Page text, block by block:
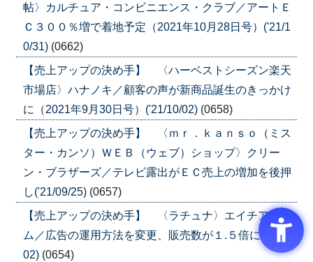
帖〉カルチュア・コンビニエンス・クラブ／アートＥ
Ｃ３００％増で着地予定（2021年10月28日号）('21/1
0/31) (0662)
【売上アップの決め手】 〈ハーベストシーズン楽天
市場店〉ハナノキ／顧客の声が新商品誕生のきっかけ
に（2021年9月30日号）('21/10/02) (0658)
【売上アップの決め手】 〈ｍｒ．ｋａｎｓｏ（ミス
ター・カンソ）ＷＥＢ（ウェブ）ショップ〉クリー
ン・ブラザーズ／テレビ露出がＥＣ売上の増加を後押
し('21/09/25) (0657)
【売上アップの決め手】 〈ラチュナ〉エイチアイエ
ム／広告の運用方法を変更、販売数が１.５倍に('21/09/
02) (0654)